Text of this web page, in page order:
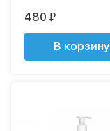
480₽
В корзину